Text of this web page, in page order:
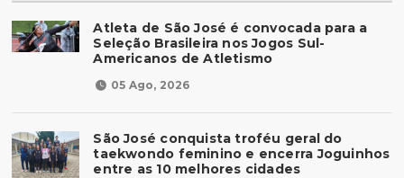
Atleta de São José é convocada para a
Seleção Brasileira nos Jogos Sul-
Americanos de Atletismo
05 Ago, 2026
São José conquista troféu geral do
taekwondo feminino e encerra Joguinhos
entre as 10 melhores cidades